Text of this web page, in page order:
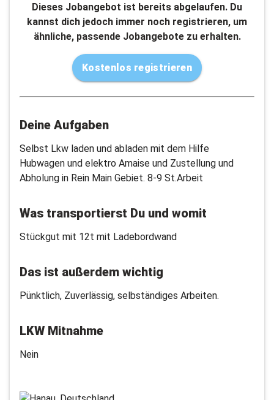
Dieses Jobangebot ist bereits abgelaufen. Du
kannst dich jedoch immer noch registrieren, um
ähnliche, passende Jobangebote zu erhalten.
Kostenlos registrieren
Deine Aufgaben
Selbst Lkw laden und abladen mit dem Hilfe
Hubwagen und elektro Amaise und Zustellung und
Abholung in Rein Main Gebiet. 8-9 St.Arbeit
Was transportierst Du und womit
Stückgut mit 12t mit Ladebordwand
Das ist außerdem wichtig
Pünktlich, Zuverlässig, selbständiges Arbeiten.
LKW Mitnahme
Nein